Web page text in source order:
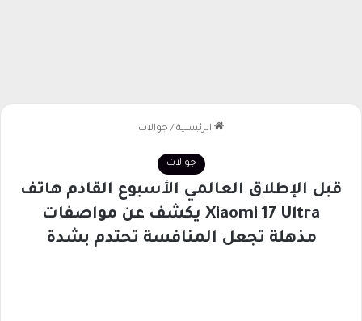
الرئيسية / جوالات
جوالات
قبل الإطلاق العالمي الأسبوع القادم هاتف
Xiaomi 17 Ultra يكشف عن مواصفات
مذهلة تجعل المنافسة تحتدم بشدة